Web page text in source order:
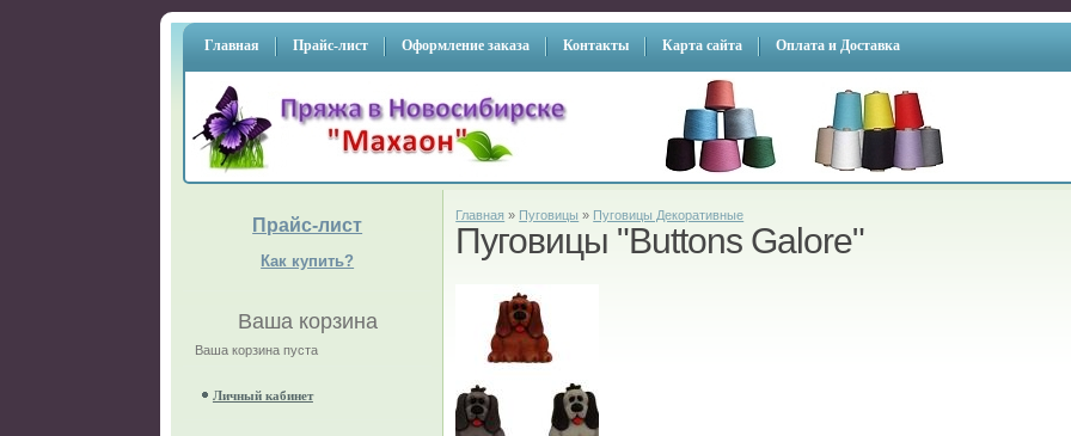
Главная Прайс-лист Оформление заказа Контакты Карта сайта Оплата и Доставка
Прайс-лист
Как купить?
Ваша корзина
Ваша корзина пуста
Личный кабинет
Главная » Пуговицы » Пуговицы Декоративные
Пуговицы "Buttons Galore"